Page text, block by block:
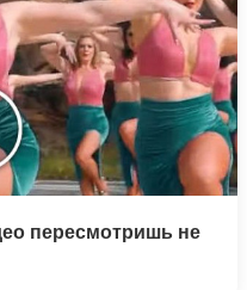
пересмотришь не